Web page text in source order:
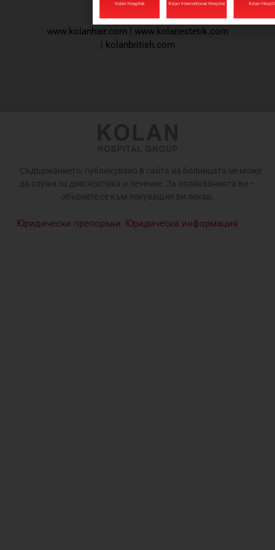
www.kolanhair.com | www.kolanestetik.com
| kolanbritish.com
Съдържанието, публикувано в сайта на болницата не може
да служи за диагностика и лечение. За оплакванията ви –
обърнете се към лекуващия ви лекар.
Юридически препоръки Юридическа информация